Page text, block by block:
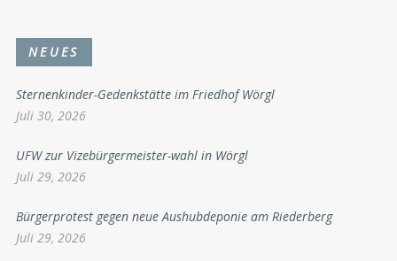
NEUES
Sternenkinder-Gedenkstätte im Friedhof Wörgl
Juli 30, 2026
UFW zur Vizebürgermeister-wahl in Wörgl
Juli 29, 2026
Bürgerprotest gegen neue Aushubdeponie am Riederberg
Juli 29, 2026